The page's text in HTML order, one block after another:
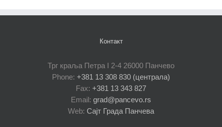
Контакт
Трг краља Петра I 2-4 26000 Панчево
Phone: +381 13 308 830 (централа)
Fax: +381 13 343 827
Email: grad@pancevo.rs
Web: Сајт Града Панчева